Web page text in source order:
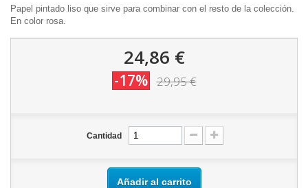
Papel pintado liso que sirve para combinar con el resto de la colección.
En color rosa.
24,86 €
-17% 29,95 €
Cantidad
Añadir al carrito